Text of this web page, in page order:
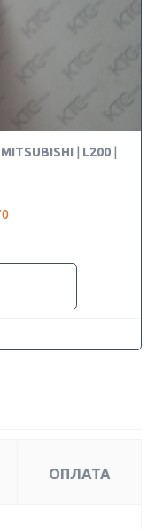
MITSUBISHI L200
ОПЛАТА